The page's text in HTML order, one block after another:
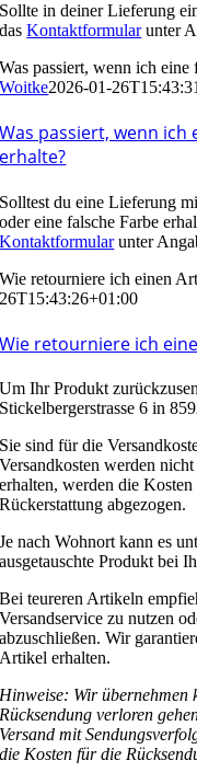
Sollte in deiner Lieferung
dasKontaktformularunter
Was passiert, wenn ich
Woitke2026-01-
Was passiert, wenn
erhalte?
Solltest du eine Lieferung
oder eine falsche Farbe
Kontaktformularunter
Wie retourniere ich einen
26T15:43:26+01:00
Wie retourniere ich
Um Ihr Produkt
Stickelbergerstrasse 6 in
Sie sind für die
Versandkosten werden
erhalten, werden die
Rückerstattung abgezogen.
Je nach Wohnort kann es
ausgetauschte Produkt bei
Bei teureren Artikeln
Versandservice zu nutzen
abzuschließen. Wir
Artikel erhalten.
Hinweise: Wir übernehmen
Rücksendung verloren
Versand mit
die Kosten für die